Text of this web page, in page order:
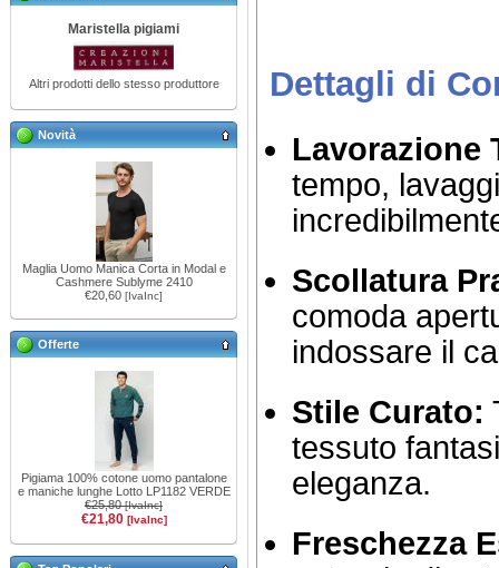
Maristella pigiami
Altri prodotti dello stesso produttore
Novità
Maglia Uomo Manica Corta in Modal e
Cashmere Sublyme 2410
€20,60 [IvaInc]
Offerte
Pigiama 100% cotone uomo pantalone
e maniche lunghe Lotto LP1182 VERDE
€25,80[IvaInc]
€21,80 [IvaInc]
Dettagli di
Lavorazione
tempo,
Scollatura
comoda
indossare il
Stile Curato:
tessuto
eleganza.
Freschezza